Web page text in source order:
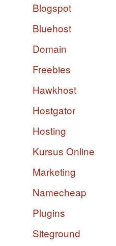
Blogspot
Bluehost
Domain
Freebies
Hawkhost
Hostgator
Hosting
Kursus Online
Marketing
Namecheap
Plugins
Siteground